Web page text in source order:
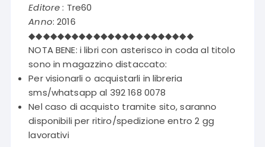
Editore: Tre60
Anno: 2016
◆◆◆◆◆◆◆◆◆◆◆◆◆◆◆◆◆◆◆◆◆◆◆
NOTA BENE: i libri con asterisco in coda al titolo
sono in magazzino distaccato:
Per visionarli o acquistarli in libreria
sms/whatsapp al 392 168 0078
Nel caso di acquisto tramite sito, saranno
disponibili per ritiro/spedizione entro 2 gg
lavorativi